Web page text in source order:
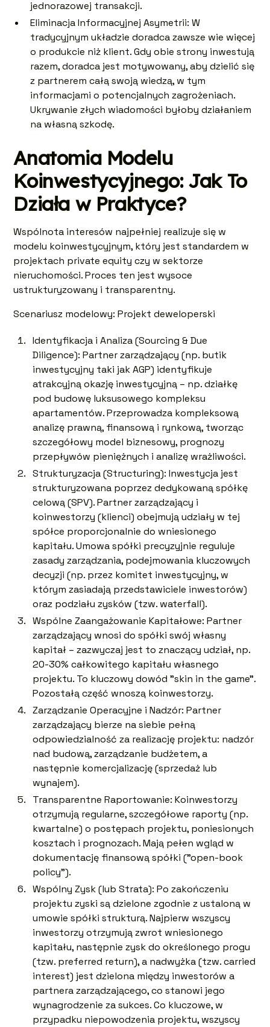
jednorazowej transakcji.
Eliminacja Informacyjnej Asymetrii: W
tradycyjnym układzie doradca zawsze wie więcej
o produkcie niż klient. Gdy obie strony inwestują
razem, doradca jest motywowany, aby dzielić się
z partnerem całą swoją wiedzą, w tym
informacjami o potencjalnych zagrożeniach.
Ukrywanie złych wiadomości byłoby działaniem
na własną szkodę.
Anatomia Modelu
Koinwestycyjnego: Jak To
Działa w Praktyce?
Wspólnota interesów najpełniej realizuje się w
modelu koinwestycyjnym, który jest standardem w
projektach private equity czy w sektorze
nieruchomości. Proces ten jest wysoce
ustrukturyzowany i transparentny.
Scenariusz modelowy: Projekt deweloperski
Identyfikacja i Analiza (Sourcing & Due
Diligence): Partner zarządzający (np. butik
inwestycyjny taki jak AGP) identyfikuje
atrakcyjną okazję inwestycyjną – np. działkę
pod budowę luksusowego kompleksu
apartamentów. Przeprowadza kompleksową
analizę prawną, finansową i rynkową, tworząc
szczegółowy model biznesowy, prognozy
przepływów pieniężnych i analizę wrażliwości.
Strukturyzacja (Structuring): Inwestycja jest
strukturyzowana poprzez dedykowaną spółkę
celową (SPV). Partner zarządzający i
koinwestorzy (klienci) obejmują udziały w tej
spółce proporcjonalnie do wniesionego
kapitału. Umowa spółki precyzyjnie reguluje
zasady zarządzania, podejmowania kluczowych
decyzji (np. przez komitet inwestycyjny, w
którym zasiadają przedstawiciele inwestorów)
oraz podziału zysków (tzw. waterfall).
Wspólne Zaangażowanie Kapitałowe: Partner
zarządzający wnosi do spółki swój własny
kapitał – zazwyczaj jest to znaczący udział, np.
20-30% całkowitego kapitału własnego
projektu. To kluczowy dowód "skin in the game".
Pozostałą część wnoszą koinwestorzy.
Zarządzanie Operacyjne i Nadzór: Partner
zarządzający bierze na siebie pełną
odpowiedzialność za realizację projektu: nadzór
nad budową, zarządzanie budżetem, a
następnie komercjalizację (sprzedaż lub
wynajem).
Transparentne Raportowanie: Koinwestorzy
otrzymują regularne, szczegółowe raporty (np.
kwartalne) o postępach projektu, poniesionych
kosztach i prognozach. Mają pełen wgląd w
dokumentację finansową spółki ("open-book
policy").
Wspólny Zysk (lub Strata): Po zakończeniu
projektu zyski są dzielone zgodnie z ustaloną w
umowie spółki strukturą. Najpierw wszyscy
inwestorzy otrzymują zwrot wniesionego
kapitału, następnie zysk do określonego progu
(tzw. preferred return), a nadwyżka (tzw. carried
interest) jest dzielona między inwestorów a
partnera zarządzającego, co stanowi jego
wynagrodzenie za sukces. Co kluczowe, w
przypadku niepowodzenia projektu, wszyscy